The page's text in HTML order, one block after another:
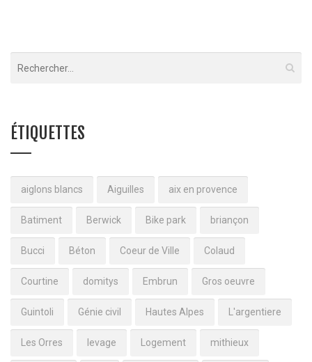
ÉTIQUETTES
aiglons blancs Aiguilles aix en provence
Batiment Berwick Bike park briançon
Bucci Béton Coeur de Ville Colaud
Courtine domitys Embrun Gros oeuvre
Guintoli Génie civil Hautes Alpes L'argentiere
Les Orres levage Logement mithieux